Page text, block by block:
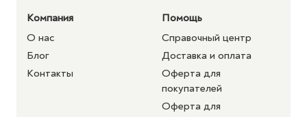
Компания
О нас
Блог
Контакты
Помощь
Справочный центр
Доставка и оплата
Оферта для
покупателей
Оферта для